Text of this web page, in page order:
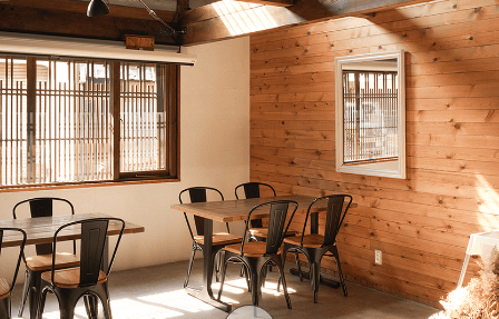
トップページ
大切にしていること
スタッフ
よくある質問